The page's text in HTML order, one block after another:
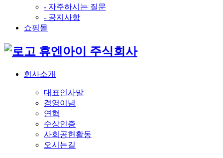
- 자주하시는 질문
- 공지사항
쇼핑몰
휴엔아이 주식회사
회사소개
대표인사말
경영이념
연혁
수상인증
사회공헌활동
오시는길